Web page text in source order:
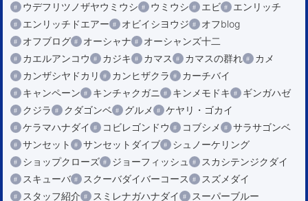
ウデフリツノザヤウミウシ
ウミウシ エビ
エンリッチ
エンリッチドエアー
オビイシヨウジ
オフblog
オフブログ
オーシャナ
オーシャンズ十二
カエルアンコウ
カジキ カマス カマスの群れ
カメ
カンザシヤドカリ
カンヒザクラ
カーチバイ
キャンペーン
キンチャクガニ キンメモドキ
ギンガハゼ
クジラ
クダゴンベ グルメ
ケヤリ・ゴカイ
ケラマハナダイ
コビレゴンドウ コブシメ
サラサゴンベ
サンセット
サンセットダイブ
シュノーケリング
ショップクローズ
ジョーフィッシュ
スカシテンジクダイ
スキューバ
スクーバダイバーコース
スズメダイ
スタッフ紹介
スミレナガハナダイ スーパーブルー